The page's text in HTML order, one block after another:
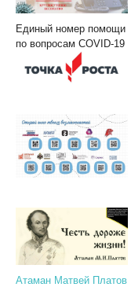
Единый номер помощи
по вопросам COVID-19
Атаман Матвей Платов